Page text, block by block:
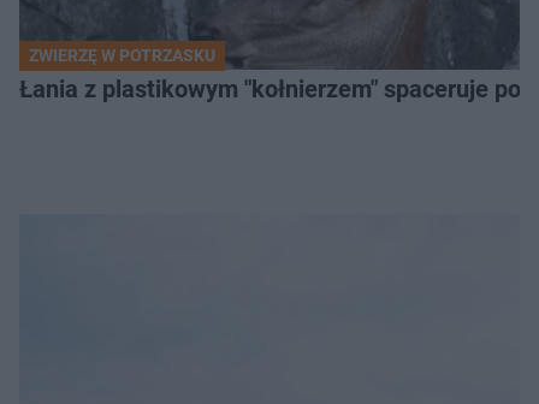
ZWIERZĘ W POTRZASKU
Łania z plastikowym "kołnierzem" spaceruje po